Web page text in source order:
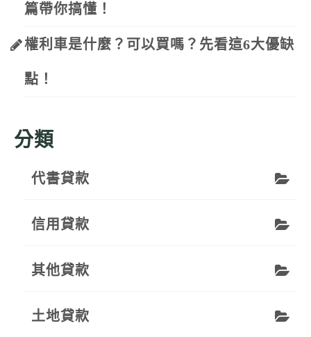
篇帶你搞懂！
權利車是什麼？可以買嗎？先看這6大優缺
點！
分類
代書貸款
信用貸款
其他貸款
土地貸款